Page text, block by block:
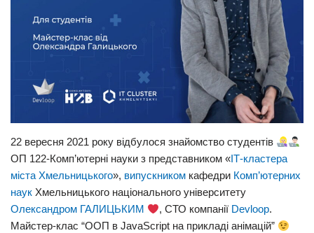
22 вересня 2021 року відбулося знайомство студентів
ОП 122-Комп’ютерні науки з представником «ІТ-кластера
міста Хмельницького», випускником кафедри Комп’ютерних
наук Хмельницького національного університету
Олександром ГАЛИЦЬКИМ
, СТО компанії Devloop.
Майстер-клас “ООП в JavaScript на прикладі анімацій”